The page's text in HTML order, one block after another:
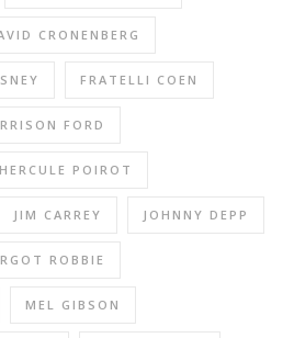
CRONENBERG
FRATELLI COEN
FORD
HERCULE POIROT
JIM CARREY JOHNNY DEPP
ROBBIE
MEL GIBSON